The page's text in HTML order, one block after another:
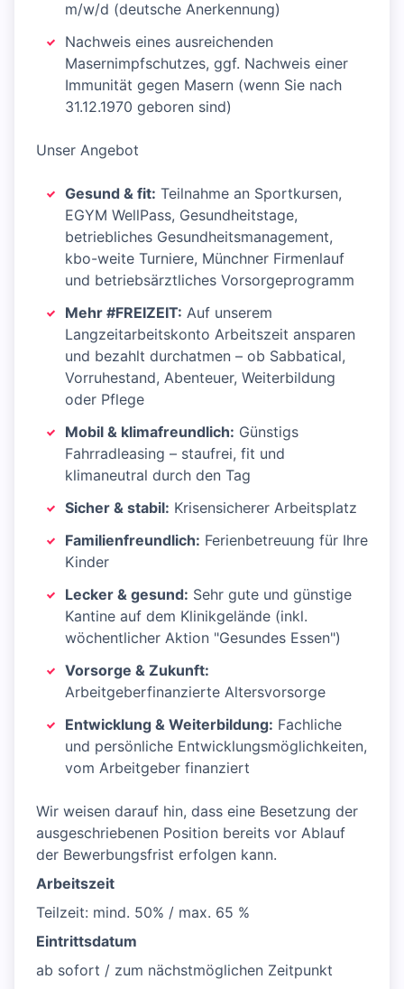
m/w/d (deutsche Anerkennung)
Nachweis eines ausreichenden
Masernimpfschutzes, ggf. Nachweis einer
Immunität gegen Masern (wenn Sie nach
31.12.1970 geboren sind)
Unser Angebot
Gesund & fit: Teilnahme an Sportkursen,
EGYM WellPass, Gesundheitstage,
betriebliches Gesundheitsmanagement,
kbo-weite Turniere, Münchner Firmenlauf
und betriebsärztliches Vorsorgeprogramm
Mehr #FREIZEIT: Auf unserem
Langzeitarbeitskonto Arbeitszeit ansparen
und bezahlt durchatmen – ob Sabbatical,
Vorruhestand, Abenteuer, Weiterbildung
oder Pflege
Mobil & klimafreundlich: Günstigs
Fahrradleasing – staufrei, fit und
klimaneutral durch den Tag
Sicher & stabil: Krisensicherer Arbeitsplatz
Familienfreundlich: Ferienbetreuung für Ihre
Kinder
Lecker & gesund: Sehr gute und günstige
Kantine auf dem Klinikgelände (inkl.
wöchentlicher Aktion "Gesundes Essen")
Vorsorge & Zukunft:
Arbeitgeberfinanzierte Altersvorsorge
Entwicklung & Weiterbildung: Fachliche
und persönliche Entwicklungsmöglichkeiten,
vom Arbeitgeber finanziert
Wir weisen darauf hin, dass eine Besetzung der
ausgeschriebenen Position bereits vor Ablauf
der Bewerbungsfrist erfolgen kann.
Arbeitszeit
Teilzeit: mind. 50% / max. 65 %
Eintrittsdatum
ab sofort / zum nächstmöglichen Zeitpunkt